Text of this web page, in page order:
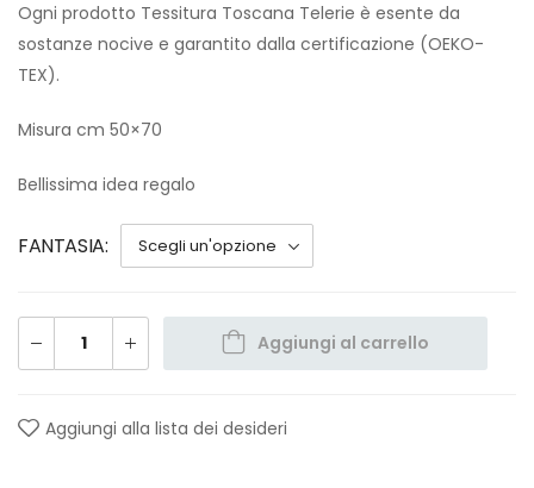
Ogni prodotto Tessitura Toscana Telerie è esente da
sostanze nocive e garantito dalla certificazione (OEKO-
TEX).
Misura cm 50×70
Bellissima idea regalo
FANTASIA
Aggiungi al carrello
Aggiungi alla lista dei desideri